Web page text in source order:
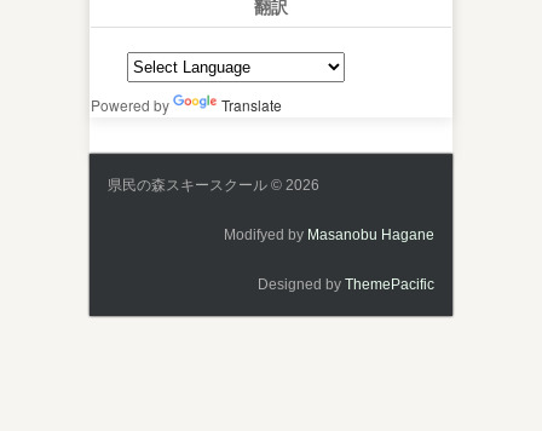
翻訳
Powered by Translate
県民の森スキースクール © 2026
Modifyed by Masanobu Hagane
Designed by ThemePacific